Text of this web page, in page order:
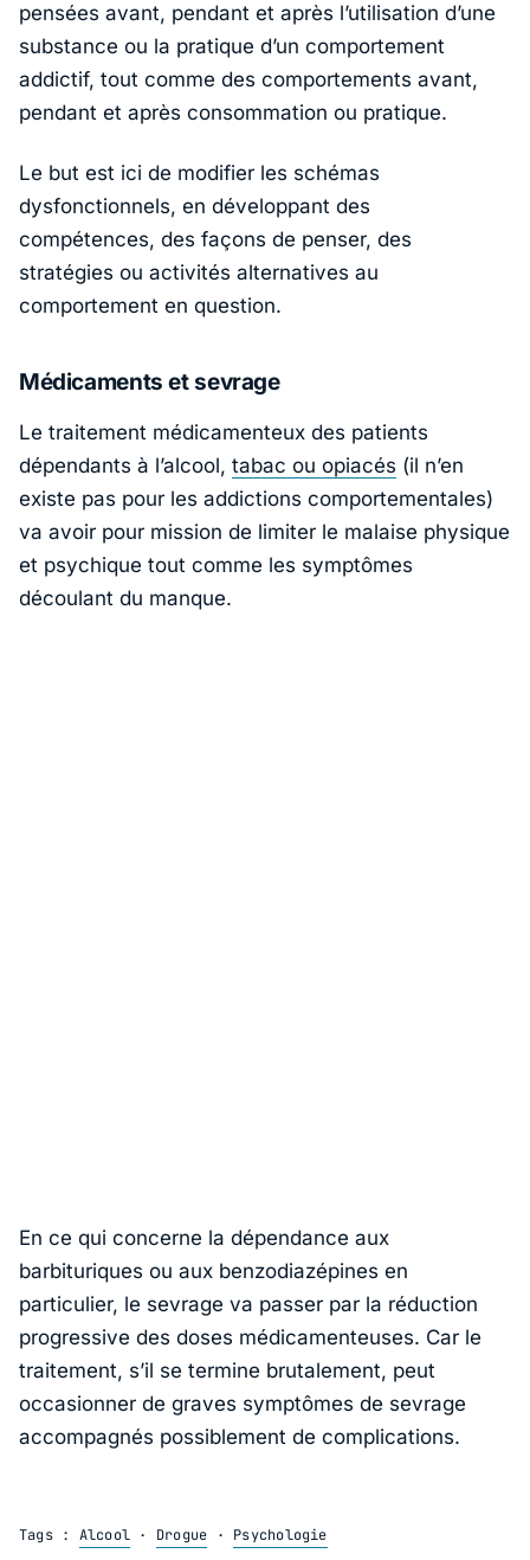
pensées avant, pendant et après l’utilisation d’une
substance ou la pratique d’un comportement
addictif, tout comme des comportements avant,
pendant et après consommation ou pratique.
Le but est ici de modifier les schémas
dysfonctionnels, en développant des
compétences, des façons de penser, des
stratégies ou activités alternatives au
comportement en question.
Médicaments et sevrage
Le traitement médicamenteux des patients
dépendants à l’alcool, tabac ou opiacés (il n’en
existe pas pour les addictions comportementales)
va avoir pour mission de limiter le malaise physique
et psychique tout comme les symptômes
découlant du manque.
En ce qui concerne la dépendance aux
barbituriques ou aux benzodiazépines en
particulier, le sevrage va passer par la réduction
progressive des doses médicamenteuses. Car le
traitement, s’il se termine brutalement, peut
occasionner de graves symptômes de sevrage
accompagnés possiblement de complications.
Tags : Alcool · Drogue · Psychologie